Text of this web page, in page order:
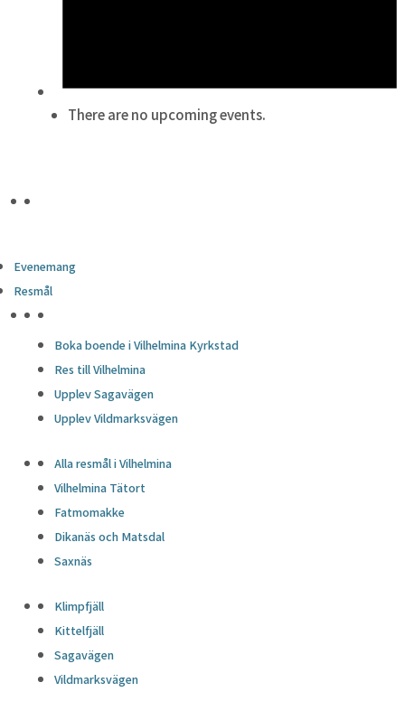
There are no upcoming events.
Evenemang
Resmål
Boka boende i Vilhelmina Kyrkstad
Res till Vilhelmina
Upplev Sagavägen
Upplev Vildmarksvägen
Alla resmål i Vilhelmina
Vilhelmina Tätort
Fatmomakke
Dikanäs och Matsdal
Saxnäs
Klimpfjäll
Kittelfjäll
Sagavägen
Vildmarksvägen